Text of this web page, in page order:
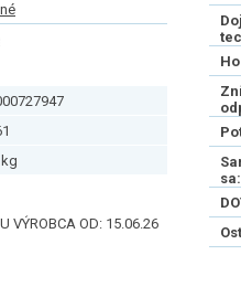
VÝROBCA OD: 15.06.26
sa: